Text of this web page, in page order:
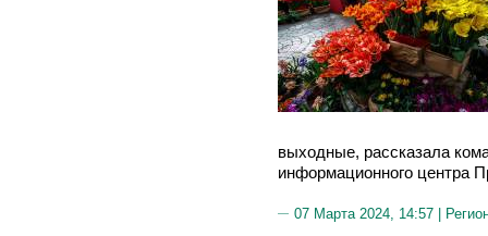
выходные, рассказала
информационного центра
07 Марта 2024, 14:57 |